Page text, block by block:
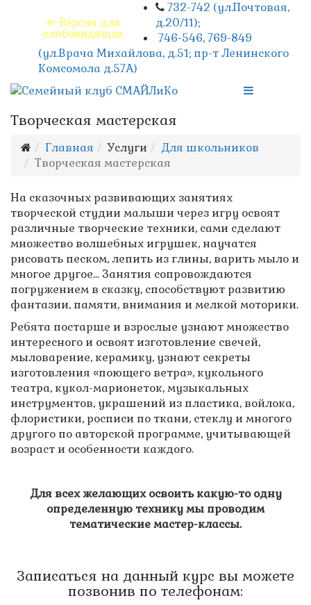
Версия для
слабовидящих
732-742 (ул.Почтовая,
д.20/11);
746-546, 769-849
(ул.Врача Михайлова, д.51; пр-т Ленинского
Комсомола д.57А)
Творческая мастерская
Главная Услуги
Для школьников
Творческая мастерская
На сказочных развивающих занятиях
творческой студии малыши через игру освоят
различные творческие техники, сами сделают
множество волшебных игрушек, научатся
рисовать песком, лепить из глины, варить мыло и
многое другое... Занятия сопровождаются
погружением в сказку, способствуют развитию
фантазии, памяти, внимания и мелкой моторики.
Ребята постарше и взрослые узнают множество
интересного и освоят изготовление свечей,
мыловарение, керамику, узнают секреты
изготовления «поющего ветра», кукольного
театра, кукол-марионеток, музыкальных
инструментов, украшений из пластика, войлока,
флористики, росписи по ткани, стеклу и многого
другого по авторской программе, учитывающей
возраст и особенности каждого.
Для всех желающих освоить какую-то одну
определенную технику мы проводим
тематические мастер-классы.
Записаться на данный курс вы можете
позвонив по телефонам: